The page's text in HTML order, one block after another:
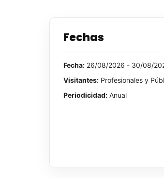
Fechas
Fecha: 26/08/2026 - 30/08/
Visitantes: Profesionales y
Periodicidad: Anual